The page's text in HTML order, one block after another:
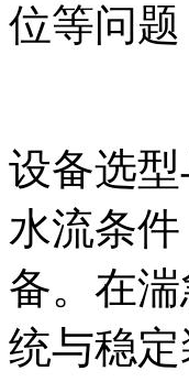
位等问
设备选
水流条
备。在
统与稳